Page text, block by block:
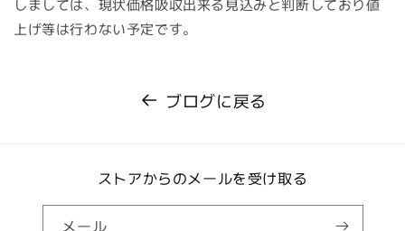
上げ等は行わない予定です。
ブログに戻る
ストアからのメールを受け取る
メール